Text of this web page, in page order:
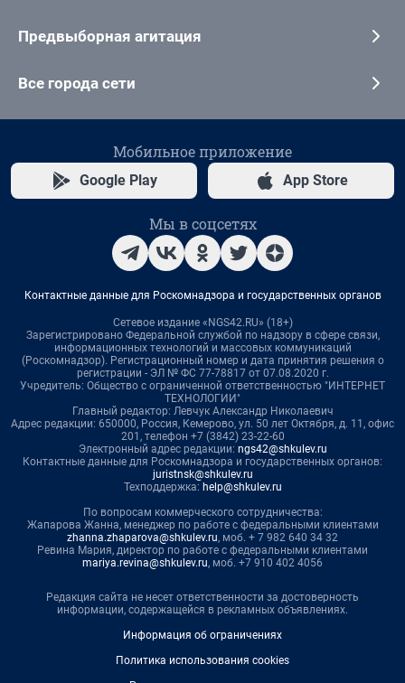
Предвыборная агитация
Все города сети
Мобильное приложение
Google Play App Store
Мы в соцсетях
Контактные данные для Роскомнадзора и государственных органов
Сетевое издание «NGS42.RU» (18+)
Зарегистрировано Федеральной службой по надзору в сфере связи,
информационных технологий и массовых коммуникаций
(Роскомнадзор). Регистрационный номер и дата принятия решения о
регистрации - ЭЛ № ФС 77-78817 от 07.08.2020 г.
Учредитель: Общество с ограниченной ответственностью "ИНТЕРНЕТ
ТЕХНОЛОГИИ"
Главный редактор: Левчук Александр Николаевич
Адрес редакции: 650000, Россия, Кемерово, ул. 50 лет Октября, д. 11, офис
201, телефон +7 (3842) 23-22-60
Электронный адрес редакции: ngs42@shkulev.ru
Контактные данные для Роскомнадзора и государственных органов:
juristnsk@shkulev.ru
Техподдержка: help@shkulev.ru
По вопросам коммерческого сотрудничества:
Жапарова Жанна, менеджер по работе с федеральными клиентами
zhanna.zhaparova@shkulev.ru, моб. + 7 982 640 34 32
Ревина Мария, директор по работе с федеральными клиентами
mariya.revina@shkulev.ru, моб. +7 910 402 4056
Редакция сайта не несет ответственности за достоверность
информации, содержащейся в рекламных объявлениях.
Информация об ограничениях
Политика использования cookies